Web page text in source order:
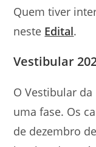
Quem tiver
neste Edital.
Vestibular
O Vestibular
uma fase. Os
de dezembro